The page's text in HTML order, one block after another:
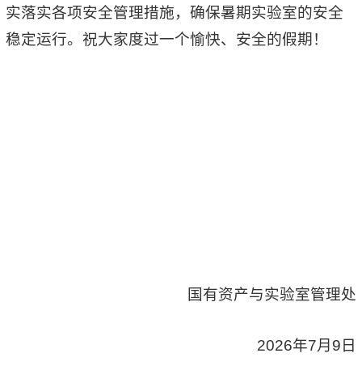
实落实各项安全管理措施，确保暑期实验室的安全
稳定运行。祝大家度过一个愉快、安全的假期！
国有资产与实验室管理处
2026年7月9日